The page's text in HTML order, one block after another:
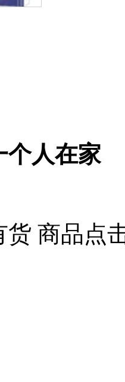
个人在家
货 商品点